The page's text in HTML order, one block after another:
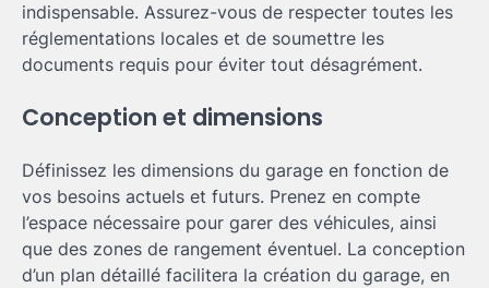
indispensable. Assurez-vous de respecter toutes les
réglementations locales et de soumettre les
documents requis pour éviter tout désagrément.
Conception et dimensions
Définissez les dimensions du garage en fonction de
vos besoins actuels et futurs. Prenez en compte
l’espace nécessaire pour garer des véhicules, ainsi
que des zones de rangement éventuel. La conception
d’un plan détaillé facilitera la création du garage, en